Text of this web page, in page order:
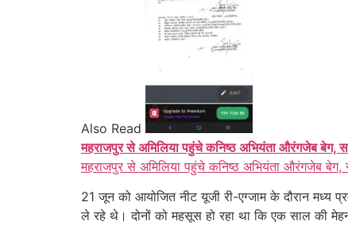
Also Read
महराजपुर से अमिलिया पहुंचे कनिष्ठ अभियंता औरंगजेब बेग,
महराजपुर से अमिलिया पहुंचे कनिष्ठ अभियंता औरंगजेब बेग,
21 जून को आयोजित नीट यूजी री-एग्जाम के दौरान मध्य
ले रहे थे। दोनों को महसूस हो रहा था कि एक साल की